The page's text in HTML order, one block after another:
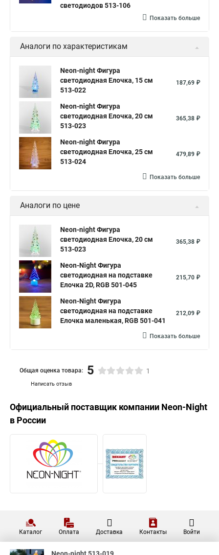
светодиодов 513-106
Показать больше
Аналоги по характеристикам
Neon-night Фигура
светодиодная Елочка, 15 см
513-022
187,69 ₽
Neon-night Фигура
светодиодная Елочка, 20 см
513-023
365,38 ₽
Neon-night Фигура
светодиодная Елочка, 25 см
513-024
479,89 ₽
Показать больше
Аналоги по цене
Neon-night Фигура
светодиодная Елочка, 20 см
513-023
365,38 ₽
Neon-Night Фигура
светодиодная на подставке
Елочка 2D, RGB 501-045
215,70 ₽
Neon-Night Фигура
светодиодная на подставке
Елочка маленькая, RGB 501-041
212,09 ₽
Показать больше
Написать отзыв
Общая оценка товара: 5 1
Официальный поставщик компании Neon-Night
в России
Каталог Оплата Доставка Контакты Войти